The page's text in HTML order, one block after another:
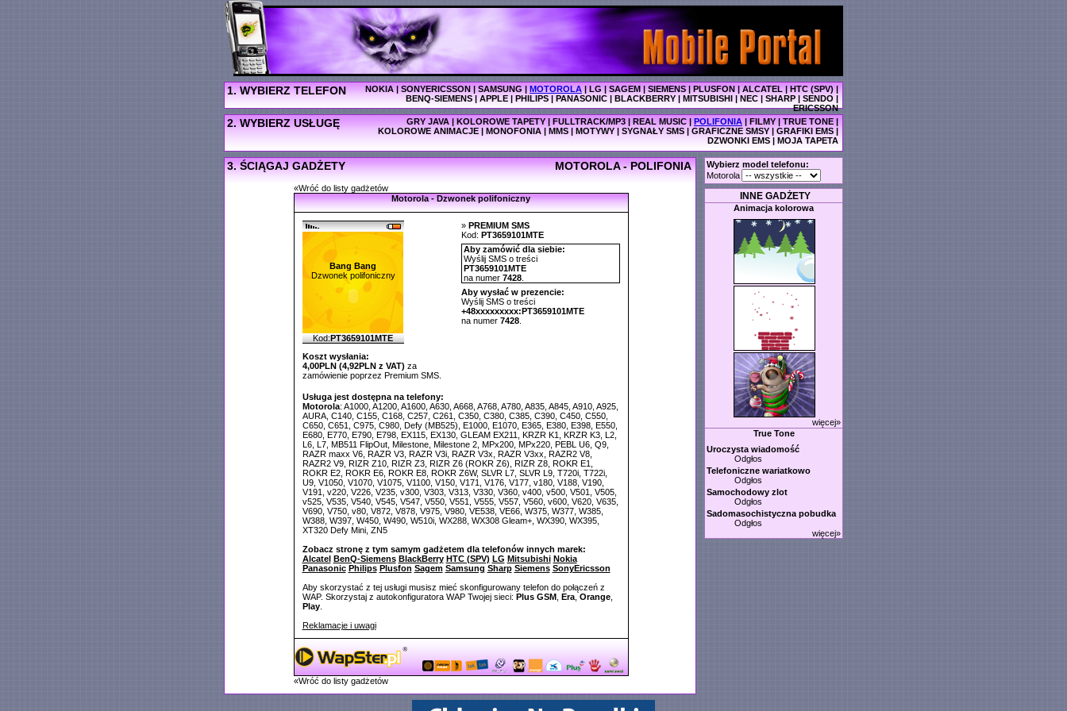
1. WYBIERZ TELEFON NOKIA|SONYERICSSON|SAMSUNG|MOTOROLA|LG|SAGEM|SIEMENS|PLUSFON|ALCATEL|HTC (SPV)|
BENQ-SIEMENS|APPLE|PHILIPS|PANASONIC|BLACKBERRY|MITSUBISHI|NEC|SHARP|SENDO|
ERICSSON
2. WYBIERZ USŁUGĘ GRY JAVA | KOLOROWE TAPETY | FULLTRACK/MP3 | REAL MUSIC | POLIFONIA | FILMY | TRUE TONE |
KOLOROWE ANIMACJE | MONOFONIA | MMS | MOTYWY | SYGNAŁY SMS | GRAFICZNE SMSY | GRAFIKI EMS |
DZWONKI EMS | MOJA TAPETA
3. ŚCIĄGAJ GADŻETY MOTOROLA - POLIFONIA
«Wróć do listy gadżetów
Motorola - Dzwonek polifoniczny
Bang Bang
Dzwonek polifoniczny
Kod:PT3659101MTE
Koszt wysłania:
4,00PLN (4,92PLN z VAT) za
zamówienie poprzez Premium SMS.
» PREMIUM SMS
Kod: PT3659101MTE
Aby zamówić dla siebie:
Wyślij SMS o treści
PT3659101MTE
na numer 7428.
Aby wysłać w prezencie:
Wyślij SMS o treści
+48xxxxxxxxx:PT3659101MTE
na numer 7428.
Usługa jest dostępna na telefony:
Motorola: A1000, A1200, A1600, A630, A668, A768, A780, A835, A845, A910, A925,
AURA, C140, C155, C168, C257, C261, C350, C380, C385, C390, C450, C550,
C650, C651, C975, C980, Defy (MB525), E1000, E1070, E365, E380, E398, E550,
E680, E770, E790, E798, EX115, EX130, GLEAM EX211, KRZR K1, KRZR K3, L2,
L6, L7, MB511 FlipOut, Milestone, Milestone 2, MPx200, MPx220, PEBL U6, Q9,
RAZR maxx V6, RAZR V3, RAZR V3i, RAZR V3x, RAZR V3xx, RAZR2 V8,
RAZR2 V9, RIZR Z10, RIZR Z3, RIZR Z6 (ROKR Z6), RIZR Z8, ROKR E1,
ROKR E2, ROKR E6, ROKR E8, ROKR Z6W, SLVR L7, SLVR L9, T720i, T722i,
U9, V1050, V1070, V1075, V1100, V150, V171, V176, V177, v180, V188, V190,
V191, v220, V226, V235, v300, V303, V313, V330, V360, v400, v500, V501, V505,
v525, V535, V540, V545, V547, V550, V551, V555, V557, V560, v600, V620, V635,
V690, V750, v80, V872, V878, V975, V980, VE538, VE66, W375, W377, W385,
W388, W397, W450, W490, W510i, WX288, WX308 Gleam+, WX390, WX395,
XT320 Defy Mini, ZN5
Zobacz stronę z tym samym gadżetem dla telefonów innych marek:
Alcatel BenQ-Siemens BlackBerry HTC (SPV) LG Mitsubishi Nokia
Panasonic Philips Plusfon Sagem Samsung Sharp Siemens SonyEricsson
Aby skorzystać z tej usługi musisz mieć skonfigurowany telefon do połączeń z
WAP. Skorzystaj z autokonfiguratora WAP Twojej sieci: Plus GSM, Era, Orange,
Play.
Reklamacje i uwagi
«Wróć do listy gadżetów
Wybierz model telefonu:
Motorola
INNE GADŻETY
Animacja kolorowa
więcej»
True Tone
Uroczysta wiadomość
Odgłos
Telefoniczne wariatkowo
Odgłos
Samochodowy zlot
Odgłos
Sadomasochistyczna pobudka
Odgłos
więcej»